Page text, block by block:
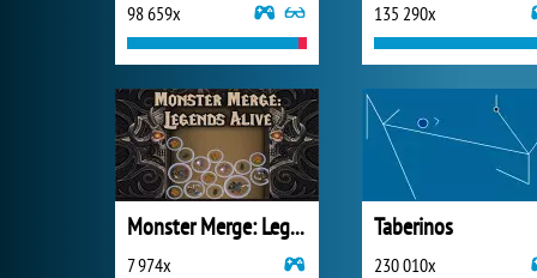
98 659x 135 290x
Monster Merge: Legends Alive
7 974x
Taberinos
230 010x